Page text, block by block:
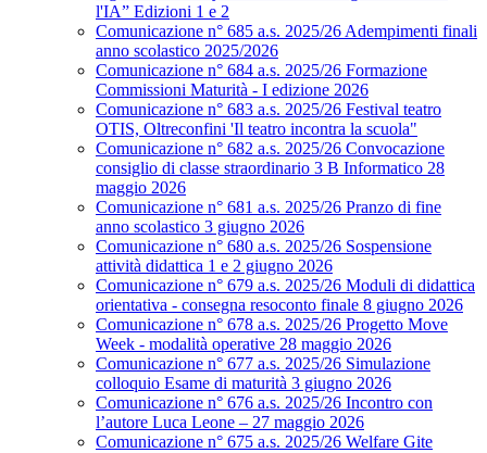
l'IA” Edizioni 1 e 2
Comunicazione n° 685 a.s. 2025/26 Adempimenti finali
anno scolastico 2025/2026
Comunicazione n° 684 a.s. 2025/26 Formazione
Commissioni Maturità - I edizione 2026
Comunicazione n° 683 a.s. 2025/26 Festival teatro
OTIS, Oltreconfini 'Il teatro incontra la scuola"
Comunicazione n° 682 a.s. 2025/26 Convocazione
consiglio di classe straordinario 3 B Informatico 28
maggio 2026
Comunicazione n° 681 a.s. 2025/26 Pranzo di fine
anno scolastico 3 giugno 2026
Comunicazione n° 680 a.s. 2025/26 Sospensione
attività didattica 1 e 2 giugno 2026
Comunicazione n° 679 a.s. 2025/26 Moduli di didattica
orientativa - consegna resoconto finale 8 giugno 2026
Comunicazione n° 678 a.s. 2025/26 Progetto Move
Week - modalità operative 28 maggio 2026
Comunicazione n° 677 a.s. 2025/26 Simulazione
colloquio Esame di maturità 3 giugno 2026
Comunicazione n° 676 a.s. 2025/26 Incontro con
l’autore Luca Leone – 27 maggio 2026
Comunicazione n° 675 a.s. 2025/26 Welfare Gite